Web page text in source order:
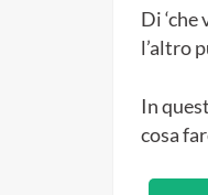
Di
l’altro
In
cosa